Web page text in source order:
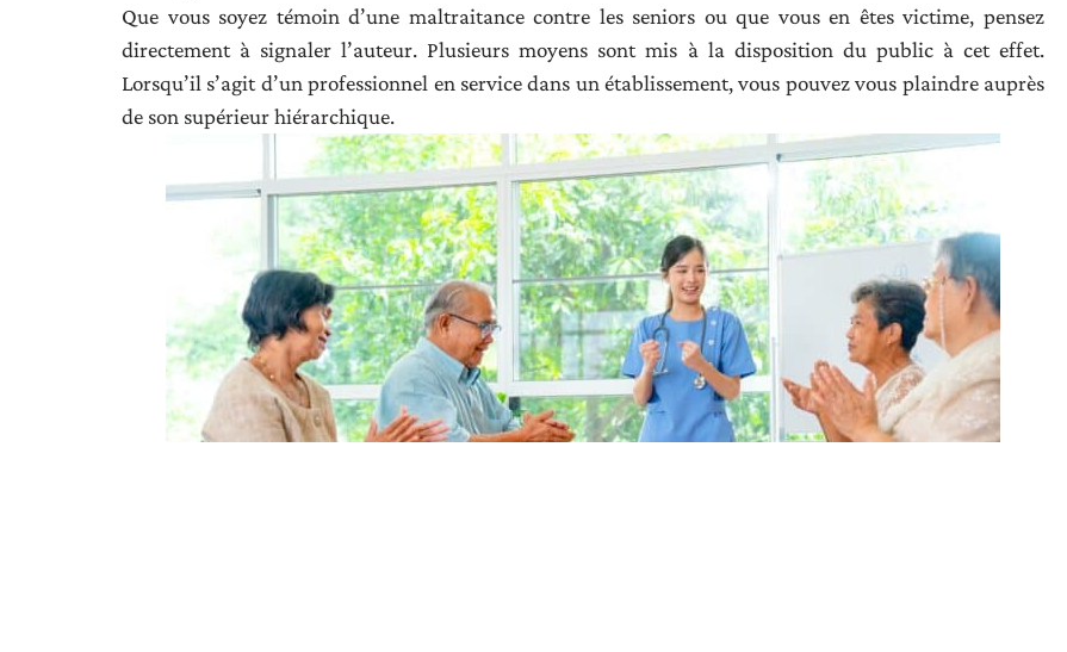
Que vous soyez témoin d’une maltraitance contre les seniors ou que vous en êtes victime, pensez
directement à signaler l’auteur. Plusieurs moyens sont mis à la disposition du public à cet effet.
Lorsqu’il s’agit d’un professionnel en service dans un établissement, vous pouvez vous plaindre auprès
de son supérieur hiérarchique.